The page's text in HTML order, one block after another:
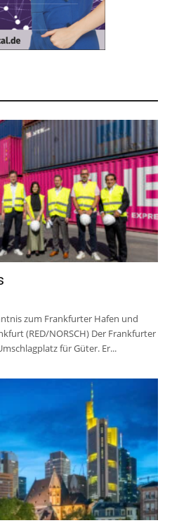
zum Frankfurter Hafen und
(RED/NORSCH) Der Frankfurter
für Güter. Er...